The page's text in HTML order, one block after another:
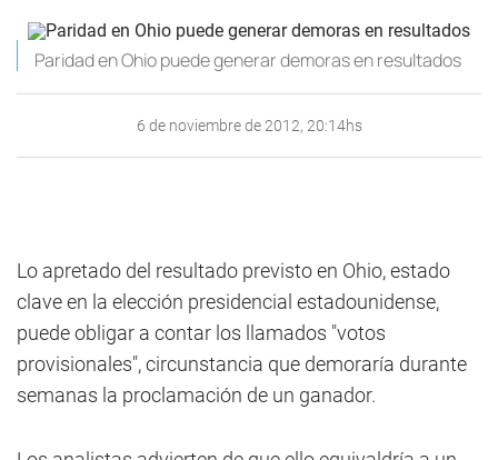
Paridad en Ohio puede generar demoras en resultados
6 de noviembre de 2012, 20:14hs
Lo apretado del resultado previsto en Ohio, estado
clave en la elección presidencial estadounidense,
puede obligar a contar los llamados "votos
provisionales", circunstancia que demoraría durante
semanas la proclamación de un ganador.